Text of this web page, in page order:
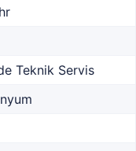
Teknik Servis